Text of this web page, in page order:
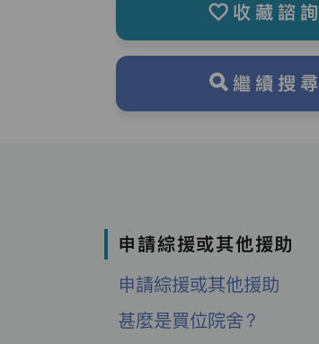
收藏諮詢
繼續搜尋
申請綜援或其他援助
申請綜援或其他援助
甚麼是買位院舍？